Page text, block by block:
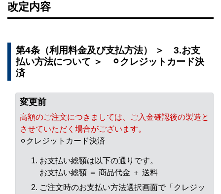
改定内容
第4条（利用料金及び支払方法） ＞ 3.お支
払い方法について ＞ ⚪︎クレジットカード決
済
変更前
高額のご注文につきましては、ご入金確認後の製造と
させていただく場合がございます。
⚪︎クレジットカード決済
お支払い総額は以下の通りです。
お支払い総額 ＝ 商品代金 ＋ 送料
ご注文時のお支払い方法選択画面で「クレジッ